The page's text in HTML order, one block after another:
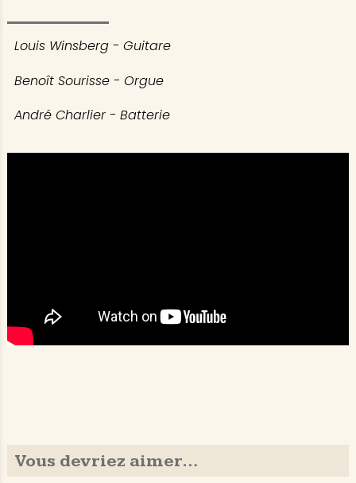
Louis Winsberg - Guitare
Benoît Sourisse - Orgue
André Charlier - Batterie
Vous devriez aimer…